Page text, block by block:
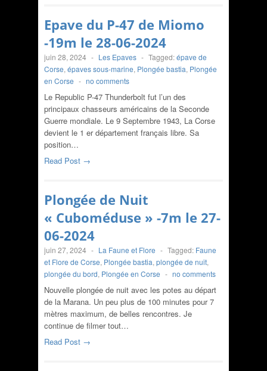
Epave du P-47 de Miomo
-19m le 28-06-2024
juin 28, 2024 - Les Epaves - Tagged:épave de
Corse, épaves sous-marine, Plongée bastia, Plongée
en Corse - no comments
Le Republic P-47 Thunderbolt fut l’un des
principaux chasseurs américains de la Seconde
Guerre mondiale. Le 9 Septembre 1943, La Corse
devient le 1 er département français libre. Sa
position…
Read Post →
Plongée de Nuit
« Cuboméduse » -7m le 27-
06-2024
juin 27, 2024 - La Faune et Flore - Tagged: Faune
et Flore de Corse, Plongée bastia, plongée de nuit,
plongée du bord, Plongée en Corse - no comments
Nouvelle plongée de nuit avec les potes au départ
de la Marana. Un peu plus de 100 minutes pour 7
mètres maximum, de belles rencontres. Je
continue de filmer tout…
Read Post →